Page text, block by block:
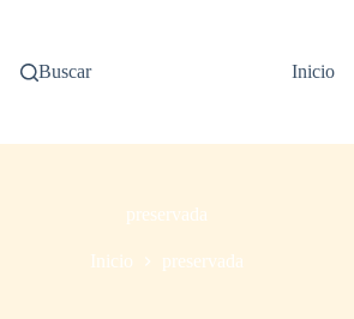
Buscar Inicio
preservada
Inicio preservada